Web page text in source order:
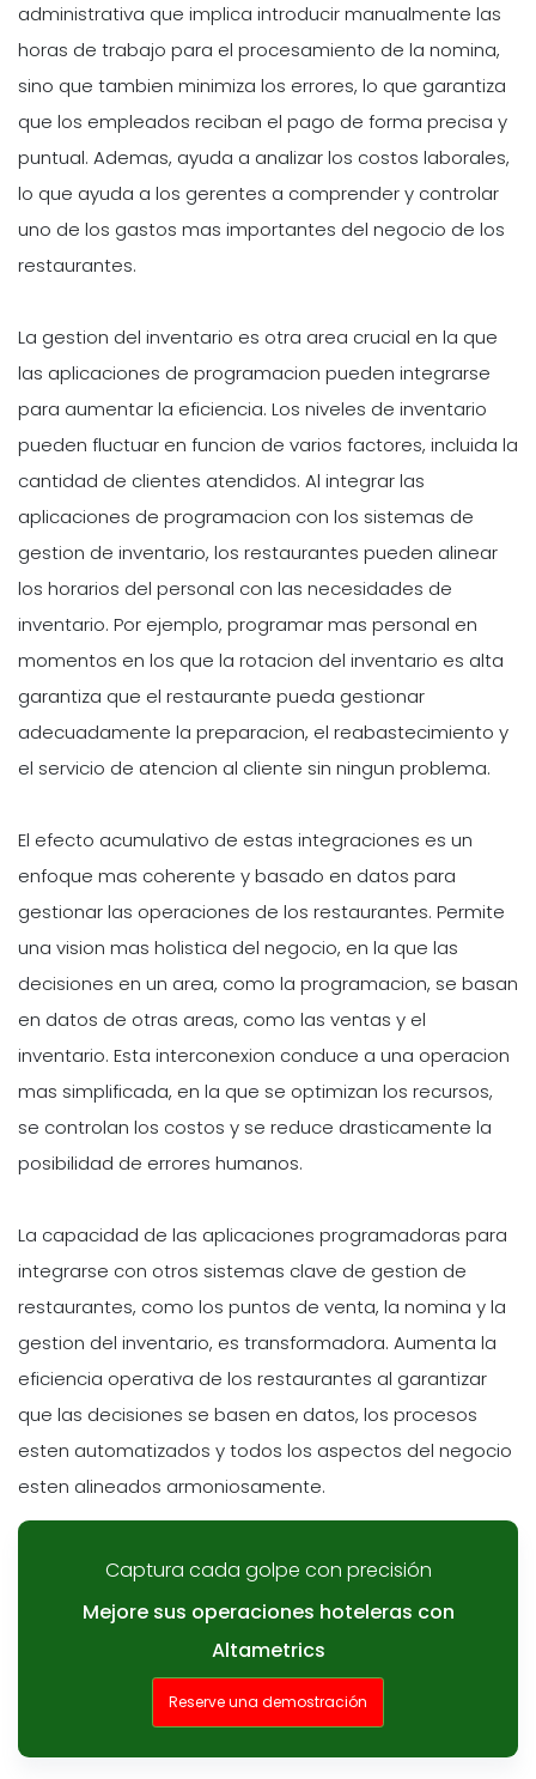
administrativa que implica introducir manualmente las
horas de trabajo para el procesamiento de la nomina,
sino que tambien minimiza los errores, lo que garantiza
que los empleados reciban el pago de forma precisa y
puntual. Ademas, ayuda a analizar los costos laborales,
lo que ayuda a los gerentes a comprender y controlar
uno de los gastos mas importantes del negocio de los
restaurantes.
La gestion del inventario es otra area crucial en la que
las aplicaciones de programacion pueden integrarse
para aumentar la eficiencia. Los niveles de inventario
pueden fluctuar en funcion de varios factores, incluida la
cantidad de clientes atendidos. Al integrar las
aplicaciones de programacion con los sistemas de
gestion de inventario, los restaurantes pueden alinear
los horarios del personal con las necesidades de
inventario. Por ejemplo, programar mas personal en
momentos en los que la rotacion del inventario es alta
garantiza que el restaurante pueda gestionar
adecuadamente la preparacion, el reabastecimiento y
el servicio de atencion al cliente sin ningun problema.
El efecto acumulativo de estas integraciones es un
enfoque mas coherente y basado en datos para
gestionar las operaciones de los restaurantes. Permite
una vision mas holistica del negocio, en la que las
decisiones en un area, como la programacion, se basan
en datos de otras areas, como las ventas y el
inventario. Esta interconexion conduce a una operacion
mas simplificada, en la que se optimizan los recursos,
se controlan los costos y se reduce drasticamente la
posibilidad de errores humanos.
La capacidad de las aplicaciones programadoras para
integrarse con otros sistemas clave de gestion de
restaurantes, como los puntos de venta, la nomina y la
gestion del inventario, es transformadora. Aumenta la
eficiencia operativa de los restaurantes al garantizar
que las decisiones se basen en datos, los procesos
esten automatizados y todos los aspectos del negocio
esten alineados armoniosamente.
Captura cada golpe con precisión
Mejore sus operaciones hoteleras con
Altametrics
Reserve una demostración